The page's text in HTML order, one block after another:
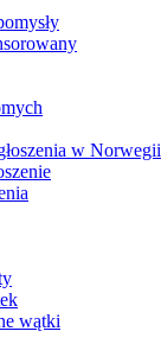
w Norwegii
wątki